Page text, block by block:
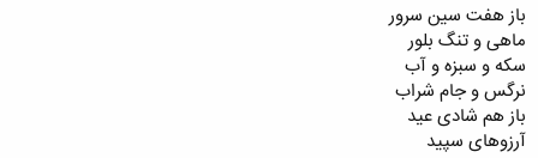
باز هفت سین سرور
ماهی و تنگ بلور
سکه و سبزه و آب
نرگس و جام شراب
باز هم شادی عید
آرزوهای سپید